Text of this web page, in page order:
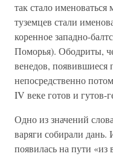
так стало
туземцев стали
коренное западно-
Поморья). Ободриты,
венедов, появившиеся
непосредственно
IV веке готов и гутов-
Одно из значений
варяги собирали
появилась на пути «из